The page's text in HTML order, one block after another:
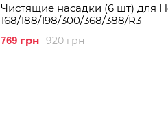
Чистящие насадки (6 шт) для
168/188/198/300/368/388/R3
920 грн
769 грн